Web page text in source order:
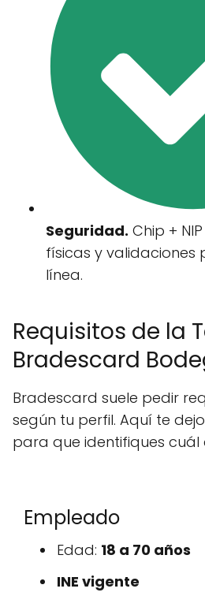
Seguridad. Chip +
físicas y
línea.
Requisitos de la
Bradescard
Bradescard suele pedir
según tu perfil. Aquí te
para que identifiques cuál
Empleado
Edad: 18 a 70 años
INE vigente